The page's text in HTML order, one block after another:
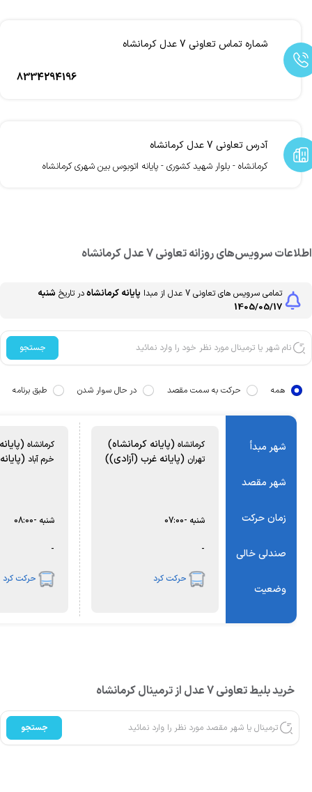
شماره تماس تعاونی 7 عدل کرمانشاه
8334294196
آدرس تعاونی 7 عدل کرمانشاه
کرمانشاه - بلوار شهید کشوری - پایانه اتوبوس بین شهری کرمانشاه
سرویس‌های روزانه تعاونی 7 عدل کرمانشاه
تمامی سرویس های تعاونی 7 عدل از مبدا پایانه کرمانشاهدر تاریخ شنبه
1405/05/17
جستجو
همه حرکت به سمت مقصد در حال سوار شدن طبق برنامه
شهر مبدأ
شهر مقصد
زمان حرکت
صندلی خالی
وضعیت
کرمانشاه(پایانه کرمانشاه)
تهران(پایانه غرب (آزادی))
شنبه 07:00
حرکت کرد
کرمانشاه
خرم آباد
شنبه 08:00
حرکت کرد
خرید بلیط تعاونی 7 عدل از ترمینال کرمانشاه
جستجو